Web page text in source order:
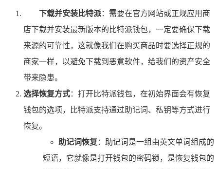
下载并安装比特派：需要在官方网站或正规应用商
店下载并安装最新版本的比特派钱包，一定要确保下载
来源的可靠性，这就像我们在购买商品时要选择正规的
商家一样，以避免下载到恶意软件，给我们的资产安全
带来隐患。
选择恢复方式：打开比特派钱包，在初始界面会有恢复
钱包的选项，比特派支持通过助记词、私钥等方式进行
恢复。
助记词恢复 ：助记词是一组由英文单词组成的
短语，它就像是打开钱包的密码锁，是恢复钱包的